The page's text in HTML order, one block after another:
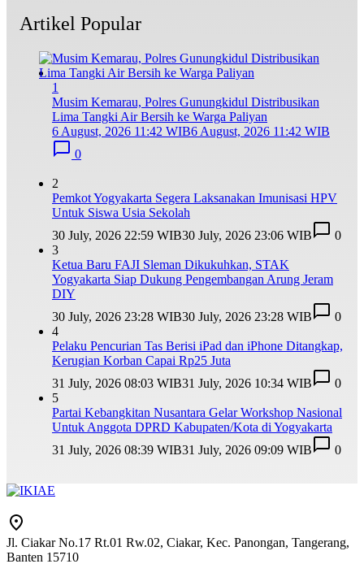
Artikel Popular
1
Musim Kemarau, Polres Gunungkidul Distribusikan
Lima Tangki Air Bersih ke Warga Paliyan
6 August, 2026 11:42 WIB6 August, 2026 11:42 WIB
0
2
Pemkot Yogyakarta Segera Laksanakan Imunisasi HPV
Untuk Siswa Usia Sekolah
30 July, 2026 22:59 WIB30 July, 2026 23:06 WIB
0
3
Ketua Baru FAJI Sleman Dikukuhkan, STAK
Yogyakarta Siap Dukung Pengembangan Arung Jeram
DIY
30 July, 2026 23:28 WIB30 July, 2026 23:28 WIB
0
4
Pelaku Pencurian Tas Berisi iPad dan iPhone Ditangkap,
Kerugian Korban Capai Rp25 Juta
31 July, 2026 08:03 WIB31 July, 2026 10:34 WIB
0
5
Partai Kebangkitan Nusantara Gelar Workshop Nasional
Untuk Anggota DPRD Kabupaten/Kota di Yogyakarta
31 July, 2026 08:39 WIB31 July, 2026 09:09 WIB 0
Jl. Ciakar No.17 Rt.01 Rw.02, Ciakar, Kec. Panongan, Tangerang,
Banten 15710